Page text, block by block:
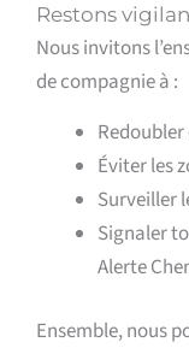
Restons
Nous invitons
de compagnie à :
Éviter les
Surveiller
Signaler
Alerte
Ensemble, nous